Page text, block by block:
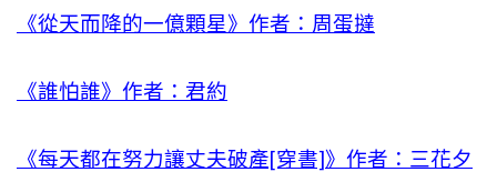
《從天而降的一億顆星》作者：周蛋撻
《誰怕誰》作者：君約
《每天都在努力讓丈夫破產[穿書]》作者：三花夕